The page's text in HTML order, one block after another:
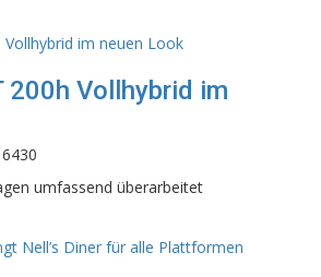
200h Vollhybrid im
6430
umfassend überarbeitet